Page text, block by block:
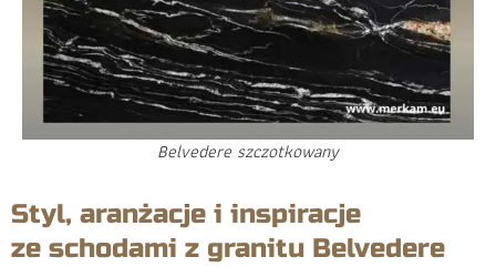
Belvedere szczotkowany
Styl, aranżacje i inspiracje
ze schodami z granitu Belvedere